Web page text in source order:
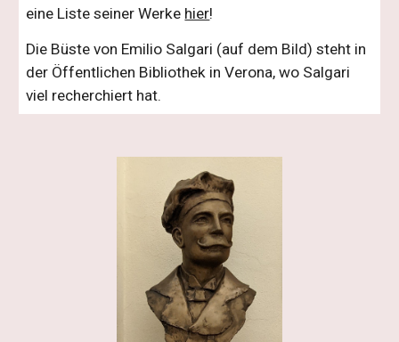
eine Liste seiner Werke hier!
Die Büste von Emilio Salgari (auf dem Bild) steht in
der Öffentlichen Bibliothek in Verona, wo Salgari
viel recherchiert hat.